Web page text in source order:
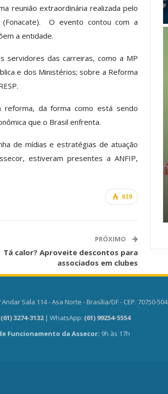
reunião extraordinária realizada pelo
(Fonacate). O evento contou com a
a entidade.
servidores das carreiras, como a MP
e dos Ministérios; sobre a Reforma
reforma, da forma como está sendo
que o Brasil enfrenta.
de mídias e estratégias de atuação
estiveram presentes a ANFIP,
619
PRÓXIMO
Tá calor? Aproveite descontos para
associados em clubes
Comunicacao 5 ago, 2026
Andar Sala 114 - Asa Norte - Brasília/DF - CEP. 70750-504
(61) 3274-3132 | WhatsApp: (61) 99254-5554
Funcionamento da Assecor: 9h às 17h